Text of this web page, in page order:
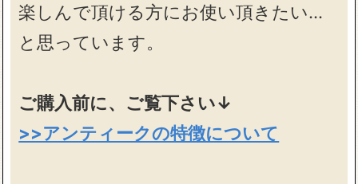
楽しんで頂ける方にお使い頂きたい…
と思っています。
ご購入前に、ご覧下さい↓
>>アンティークの特徴について